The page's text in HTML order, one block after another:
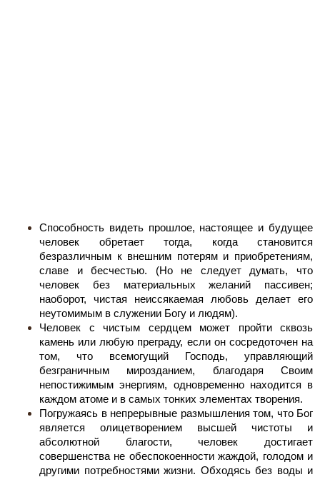
Способность видеть прошлое, настоящее и будущее
человек обретает тогда, когда становится
безразличным к внешним потерям и приобретениям,
славе и бесчестью. (Но не следует думать, что
человек без материальных желаний пассивен;
наоборот, чистая неиссякаемая любовь делает его
неутомимым в служении Богу и людям).
Человек с чистым сердцем может пройти сквозь
камень или любую преграду, если он сосредоточен на
том, что всемогущий Господь, управляющий
безграничным мирозданием, благодаря Своим
непостижимым энергиям, одновременно находится в
каждом атоме и в самых тонких элементах творения.
Погружаясь в непрерывные размышления том, что Бог
является олицетворением высшей чистоты и
абсолютной благости, человек достигает
совершенства не обеспокоенности жаждой, голодом и
другими потребностями жизни. Обходясь без воды и